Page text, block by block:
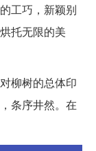
工巧，新颖别
托无限的美
柳树的总体印
条序井然。在